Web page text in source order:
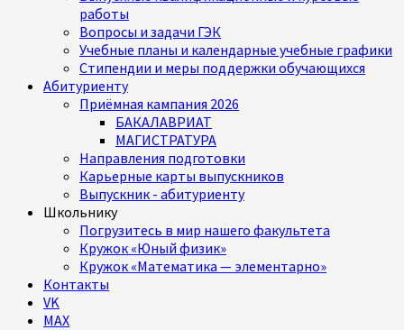
работы
Вопросы и задачи ГЭК
Учебные планы и календарные учебные графики
Стипендии и меры поддержки обучающихся
Абитуриенту
Приёмная кампания 2026
БАКАЛАВРИАТ
МАГИСТРАТУРА
Направления подготовки
Карьерные карты выпускников
Выпускник - абитуриенту
Школьнику
Погрузитесь в мир нашего факультета
Кружок «Юный физик»
Кружок «Математика — элементарно»
Контакты
VK
MAX